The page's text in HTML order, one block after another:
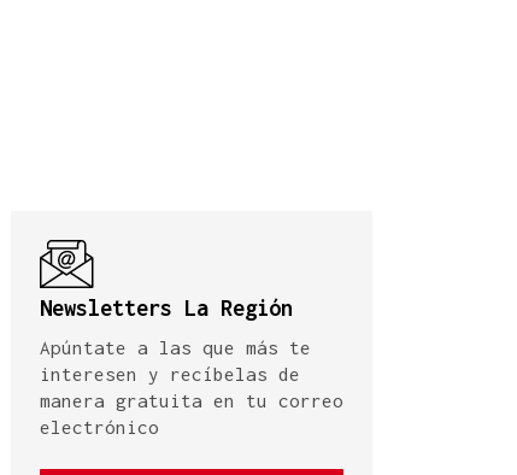
Newsletters La Región
Apúntate a las que más te
interesen y recíbelas de
manera gratuita en tu correo
electrónico